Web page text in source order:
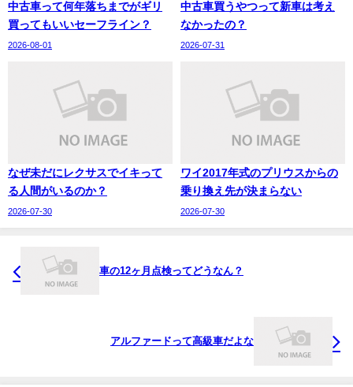
中古車って何年落ちまでがギリ
買ってもいいセーフライン？
2026-08-01
中古車買うやつって新車は考え
なかったの？
2026-07-31
なぜ未だにレクサスでイキって
る人間がいるのか？
2026-07-30
ワイ2017年式のプリウスからの
乗り換え先が決まらない
2026-07-30
車の12ヶ月点検ってどうなん？
アルファードって高級車だよな